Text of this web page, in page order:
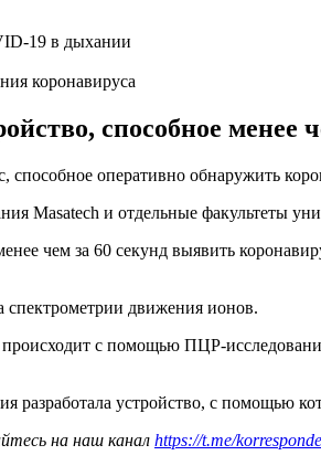
коронавируса
способное
способное оперативно обнаружить
Masatech и отдельные факультеты
чем за 60 секунд выявить
спектрометрии движения ионов.
с помощью ПЦР-
устройство, с помощью
на наш канал https://t.me/